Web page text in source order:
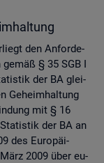
den An­for­de­
§ 35 SGB I
der BA glei­
Ge­heim­hal­tung
mit § 16
der BA an
des Eu­ro­päi­
2009 über eu­